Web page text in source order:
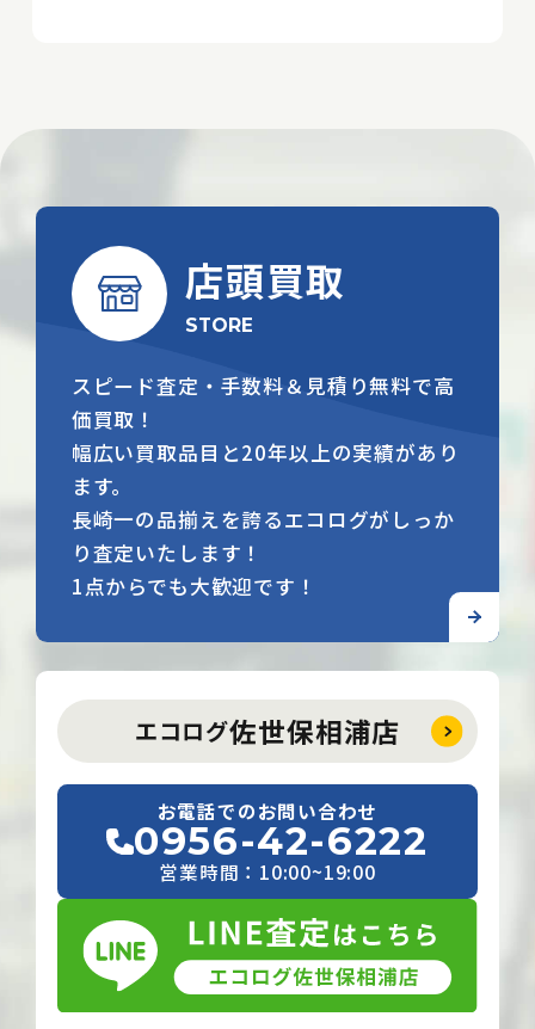
店頭買取
STORE
スピード査定・手数料＆見積り無料で高
価買取！
幅広い買取品目と20年以上の実績があり
ます。
長崎一の品揃えを誇るエコログがしっか
り査定いたします！
1点からでも大歓迎です！
エコログ佐世保相浦店
お電話でのお問い合わせ
0956-42-6222
営業時間：10:00~19:00